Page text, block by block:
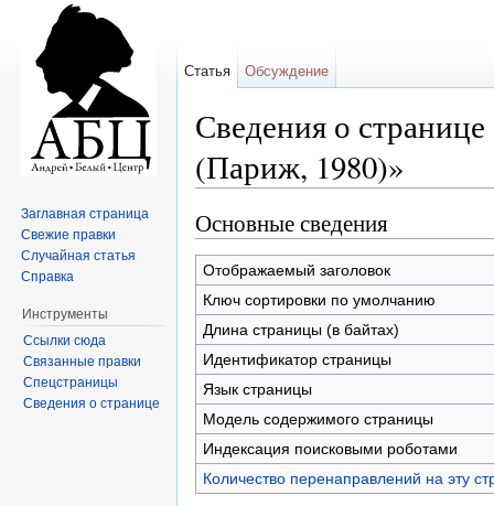
Сведения о
(Париж, 1980)»
Основные сведения
Отображаемый заголовок
Ключ сортировки по умолчанию
Длина страницы (в байтах)
Идентификатор страницы
Язык страницы
Модель содержимого страницы
Индексация поисковыми роботами
Количество перенаправлений на эту
Статья Обсуждение
Заглавная страница
Свежие правки
Случайная статья
Справка
Инструменты
Ссылки сюда
Связанные правки
Спецстраницы
Сведения о странице